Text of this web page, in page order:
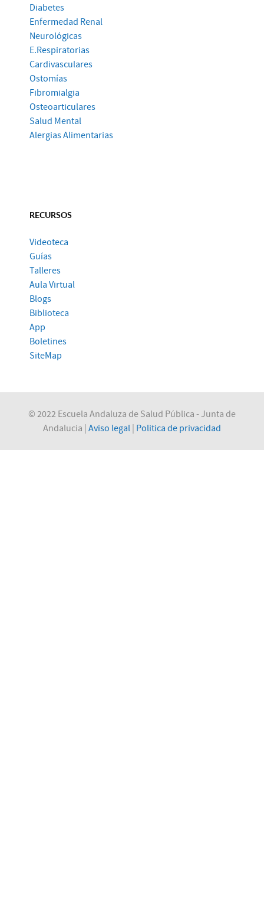
Diabetes
Enfermedad Renal
Neurológicas
E.Respiratorias
Cardivasculares
Ostomías
Fibromialgia
Osteoarticulares
Salud Mental
Alergias Alimentarias
RECURSOS
Videoteca
Guías
Talleres
Aula Virtual
Blogs
Biblioteca
App
Boletines
SiteMap
© 2022 Escuela Andaluza de Salud Pública - Junta de
Andalucia | Aviso legal | Politica de privacidad